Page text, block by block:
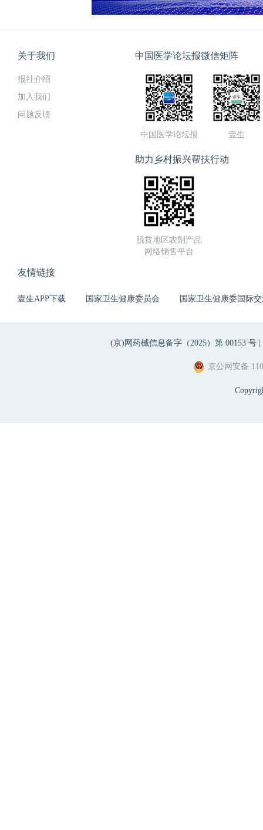
关于我们
报社介绍
加入我们
问题反馈
中国医学论坛报微信矩阵
中国医学论坛报 壹生
助力乡村振兴帮扶行动
脱贫地区农副产品
网络销售平台
友情链接
壹生APP下载 国家卫生健康委员会 国家卫生健康委国际
(京)网药械信息备字（2025）第 00153 号 |
京公网安备